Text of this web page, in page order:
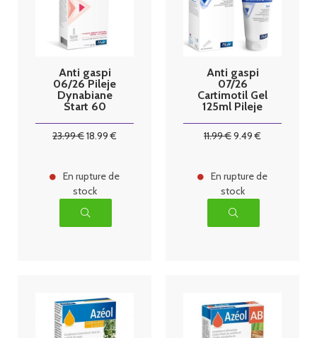
Anti gaspi
06/26 Pileje
Dynabiane
Start 60
23.99€18.99 €
En rupture de
stock
Anti gaspi
07/26
Cartimotil Gel
125ml Pileje
11.99€9.49 €
En rupture de
stock